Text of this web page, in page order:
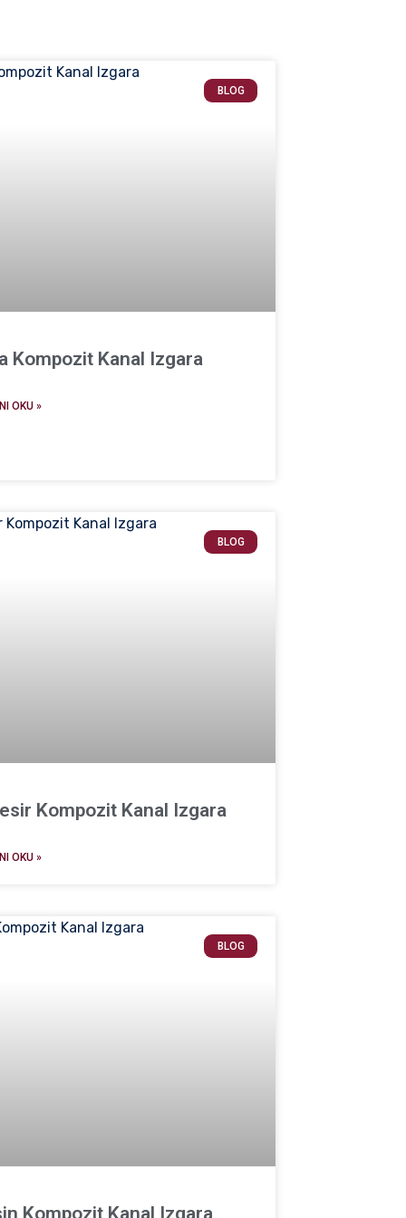
BLOG
Kompozit Kanal Izgara
OKU »
BLOG
Kompozit Kanal Izgara
OKU »
BLOG